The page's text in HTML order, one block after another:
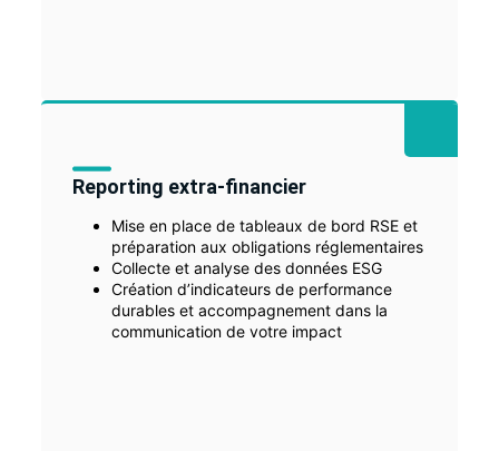
Reporting extra-financier
Mise en place de tableaux de bord RSE et
préparation aux obligations réglementaires
Collecte et analyse des données ESG
Création d’indicateurs de performance
durables et accompagnement dans la
communication de votre impact